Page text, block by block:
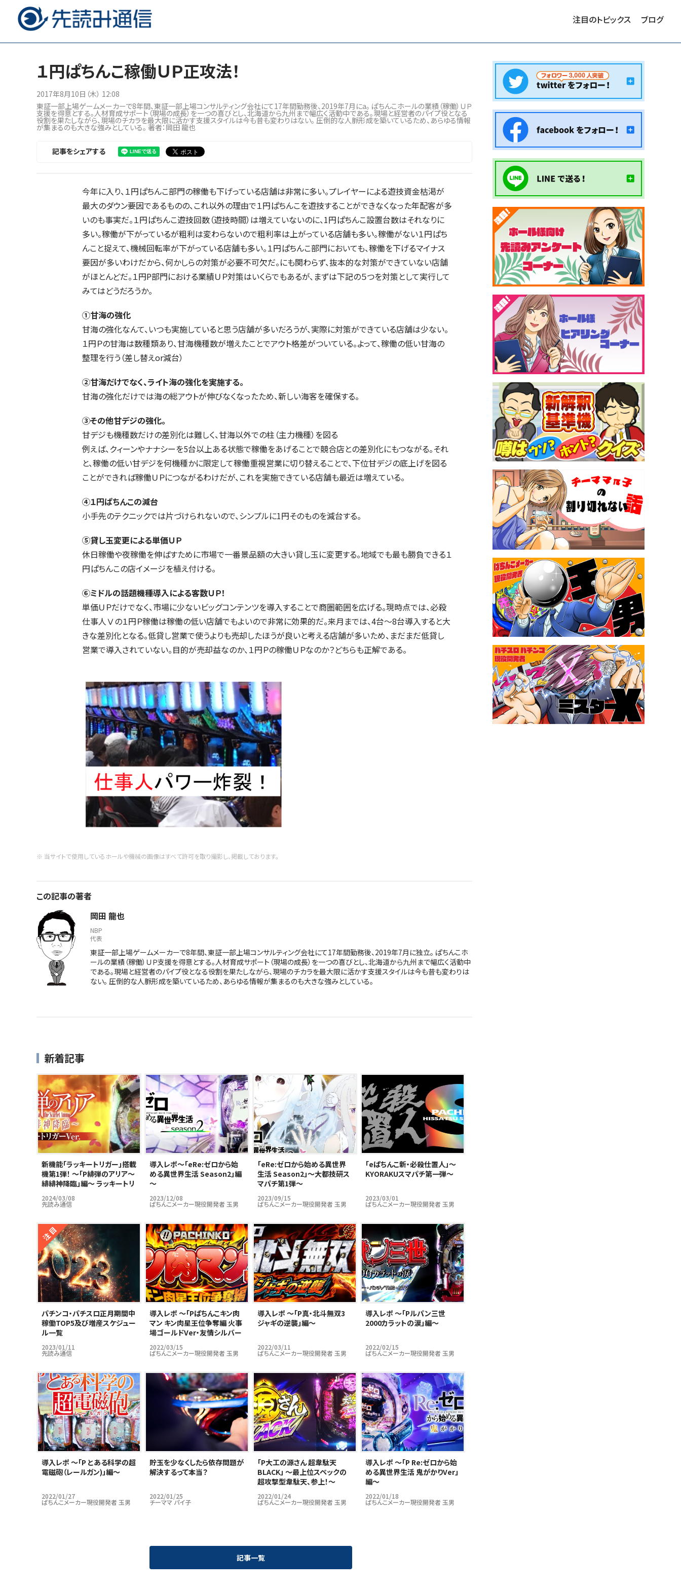
注目のトピックス ブログ
１円ぱちんこ稼働ＵＰ正攻法！
2017年8月10日（木） 12:08
東証一部上場ゲームメーカーで8年間、東証一部上場コンサルティング会社にて17年間勤務後、2019年7月にa。 ぱちんこホールの業績（稼働）ＵＰ
支援を得意とする。人材育成サポート（現場の成長）を一つの喜びとし、北海道から九州まで幅広く活動中である。現場と経営者のパイプ役となる
役割を果たしながら、現場のチカラを最大限に活かす支援スタイルは今も昔も変わりはない。 圧倒的な人脈形成を築いているため、あらゆる情報
が集まるのも大きな強みとしている。 著者：岡田 龍也
記事をシェアする
今年に入り、１円ぱちんこ部門の稼働も下げっている店舗は非常に多い。プレイヤーによる遊技資金枯渇が
最大のダウン要因であるものの、これ以外の理由で１円ぱちんこを遊技することができなくなった年配客が多
いのも事実だ。１円ぱちんこ遊技回数（遊技時間）は増えていないのに、1円ぱちんこ設置台数はそれなりに
多い。稼働が下がっているが粗利は変わらないので粗利率は上がっている店舗も多い。稼働がない１円ぱち
んこと捉えて、機械回転率が下がっている店舗も多い。１円ぱちんこ部門においても、稼働を下げるマイナス
要因が多いわけだから、何かしらの対策が必要不可欠だ。にも関わらず、抜本的な対策ができていない店舗
がほとんどだ。１円P部門における業績ＵＰ対策はいくらでもあるが、まずは下記の５つを対策として実行して
みてはどうだろうか。
➀甘海の強化
甘海の強化なんて、いつも実施していると思う店舗が多いだろうが、実際に対策ができている店舗は少ない。
１円Ｐの甘海は数種類あり、甘海機種数が増えたことでアウト格差がついている。よって、稼働の低い甘海の
整理を行う（差し替えor減台）
②甘海だけでなく、ライト海の強化を実施する。
甘海の強化だけでは海の総アウトが伸びなくなったため、新しい海客を確保する。
③その他甘デジの強化。
甘デジも機種数だけの差別化は難しく、甘海以外での柱（主力機種）を図る
例えば、クィーンやナナシーを5台以上ある状態で稼働をあげることで競合店との差別化にもつながる。それ
と、稼働の低い甘デジを何機種かに限定して稼働重視営業に切り替えることで、下位甘デジの底上げを図る
ことができれば稼働ＵＰにつながるわけだが、これを実施できている店舗も最近は増えている。
④１円ぱちんこの減台
小手先のテクニックでは片づけられないので、シンプルに1円そのものを減台する。
⑤貸し玉変更による単価ＵＰ
休日稼働や夜稼働を伸ばすために市場で一番景品額の大きい貸し玉に変更する。地域でも最も勝負できる１
円ぱちんこの店イメージを植え付ける。
⑥ミドルの話題機種導入による客数ＵＰ！
単価ＵＰだけでなく、市場に少ないビッグコンテンツを導入することで商圏範囲を広げる。現時点では、必殺
仕事人Ⅴの１円Ｐ稼働は稼働の低い店舗でもよいので非常に効果的だ。来月までは、4台～8台導入すると大
きな差別化となる。低貸し営業で使うよりも売却したほうが良いと考える店舗が多いため、まだまだ低貸し
営業で導入されていない。目的が売却益なのか、１円Ｐの稼働ＵＰなのか？どちらも正解である。
※ 当サイトで使用しているホールや機械の画像はすべて許可を取り撮影し、掲載しております。
この記事の著者
岡田 龍也
NBP
代表
東証一部上場ゲームメーカーで8年間、東証一部上場コンサルティング会社にて17年間勤務後、2019年7月に独立。 ぱちんこホ
ールの業績（稼働）ＵＰ支援を得意とする。人材育成サポート（現場の成長）を一つの喜びとし、北海道から九州まで幅広く活動中
である。現場と経営者のパイプ役となる役割を果たしながら、現場のチカラを最大限に活かす支援スタイルは今も昔も変わりは
ない。 圧倒的な人脈形成を築いているため、あらゆる情報が集まるのも大きな強みとしている。
新着記事
新機能「ラッキートリガー」搭載
機第1弾！ ～「P緋弾のアリア～
緋緋神降臨」編～ ラッキートリ
ガーはパチンコ市場の救世主
となりうるのか…？
2024/03/08
先読み通信
導入レポ～｢eRe:ゼロから始
める異世界生活 Season2」編
～
2023/12/08
ぱちんこメーカー現役開発者 玉男
｢eRe:ゼロから始める異世界
生活 Season2」～大都技研ス
マパチ第1弾～
2023/09/15
ぱちんこメーカー現役開発者 玉男
｢eぱちんこ新・必殺仕置人」～
KYORAKUスマパチ第一弾～
2023/03/01
ぱちんこメーカー現役開発者 玉男
パチンコ・パチスロ正月期間中
稼働TOP5及び増産スケジュー
ル一覧
2023/01/11
先読み通信
導入レポ ～「Pぱちんこキン肉
マン キン肉星王位争奪編 火事
場ゴールドVer・友情シルバー
Ver」編～
2022/03/15
ぱちんこメーカー現役開発者 玉男
導入レポ ～「P真・北斗無双3
ジャギの逆襲」編～
2022/03/11
ぱちんこメーカー現役開発者 玉男
導入レポ ～「Pルパン三世
2000カラットの涙」編～
2022/02/15
ぱちんこメーカー現役開発者 玉男
導入レポ ～「P とある科学の超
電磁砲（レールガン)」編～
2022/01/27
ぱちんこメーカー現役開発者 玉男
貯玉を少なくしたら依存問題が
解決するって本当？
2022/01/25
チーママ パイ子
｢P大工の源さん 超韋駄天
BLACK」 ～最上位スペックの
超攻撃型韋駄天、参上！～
2022/01/24
ぱちんこメーカー現役開発者 玉男
導入レポ ～「P Re:ゼロから始
める異世界生活 鬼がかりVer」
編～
2022/01/18
ぱちんこメーカー現役開発者 玉男
記事一覧